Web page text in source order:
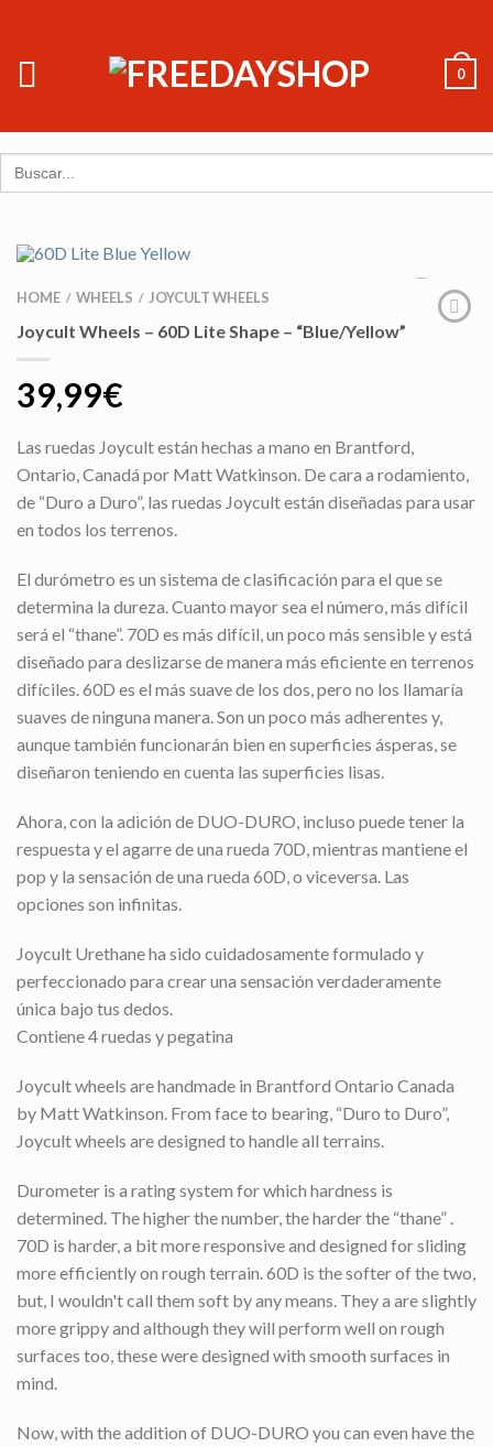
0
Search
for:
HOME / WHEELS / JOYCULT WHEELS
Joycult Wheels – 60D Lite Shape – “Blue/Yellow”
39,99€
Las ruedas Joycult están hechas a mano en Brantford,
Ontario, Canadá por Matt Watkinson. De cara a rodamiento,
de “Duro a Duro”, las ruedas Joycult están diseñadas para usar
en todos los terrenos.
El durómetro es un sistema de clasificación para el que se
determina la dureza. Cuanto mayor sea el número, más difícil
será el “thane”. 70D es más difícil, un poco más sensible y está
diseñado para deslizarse de manera más eficiente en terrenos
difíciles. 60D es el más suave de los dos, pero no los llamaría
suaves de ninguna manera. Son un poco más adherentes y,
aunque también funcionarán bien en superficies ásperas, se
diseñaron teniendo en cuenta las superficies lisas.
Ahora, con la adición de DUO-DURO, incluso puede tener la
respuesta y el agarre de una rueda 70D, mientras mantiene el
pop y la sensación de una rueda 60D, o viceversa. Las
opciones son infinitas.
Joycult Urethane ha sido cuidadosamente formulado y
perfeccionado para crear una sensación verdaderamente
única bajo tus dedos.
Contiene 4 ruedas y pegatina
Joycult wheels are handmade in Brantford Ontario Canada
by Matt Watkinson. From face to bearing, “Duro to Duro”,
Joycult wheels are designed to handle all terrains.
Durometer is a rating system for which hardness is
determined. The higher the number, the harder the “thane” .
70D is harder, a bit more responsive and designed for sliding
more efficiently on rough terrain. 60D is the softer of the two,
but, I wouldn't call them soft by any means. They a are slightly
more grippy and although they will perform well on rough
surfaces too, these were designed with smooth surfaces in
mind.
Now, with the addition of DUO-DURO you can even have the